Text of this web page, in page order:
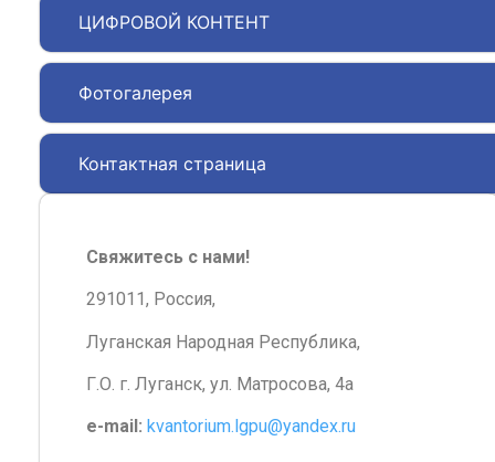
ЦИФРОВОЙ КОНТЕНТ
Фотогалерея
Контактная страница
Свяжитесь с нами!
291011, Россия,
Луганская Народная Республика,
Г.О. г. Луганск, ул. Матросова, 4а
e-mail: kvantorium.lgpu@yandex.ru